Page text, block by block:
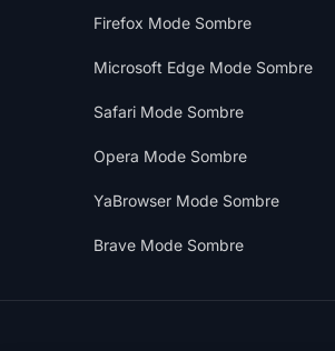
Firefox Mode Sombre
Microsoft Edge Mode Sombre
Safari Mode Sombre
Opera Mode Sombre
YaBrowser Mode Sombre
Brave Mode Sombre